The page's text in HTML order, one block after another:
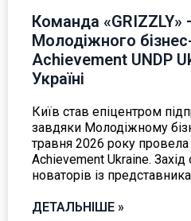
Команда «GRIZZLY»
Молодіжного
Achievement UNDP
Україні
Київ став епіцентром
завдяки Молодіжному
травня 2026 року провела
Achievement Ukraine.
новаторів із
ДЕТАЛЬНІШЕ »